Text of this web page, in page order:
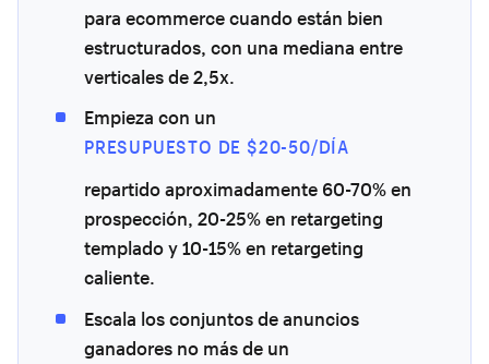
para ecommerce cuando están bien
estructurados, con una mediana entre
verticales de 2,5x.
Empieza con un
PRESUPUESTO DE $20-50/DÍA
repartido aproximadamente 60-70% en
prospección, 20-25% en retargeting
templado y 10-15% en retargeting
caliente.
Escala los conjuntos de anuncios
ganadores no más de un